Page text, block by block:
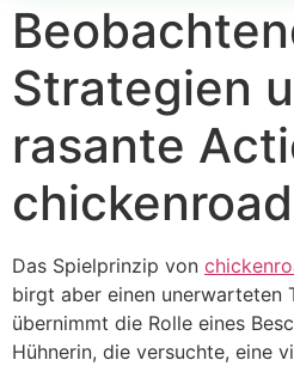
Strategien
rasante
chickenroad
Das Spielprinzip von
birgt aber einen unerwarteten
übernimmt die Rolle eines
Hühnerin, die versuchte, eine